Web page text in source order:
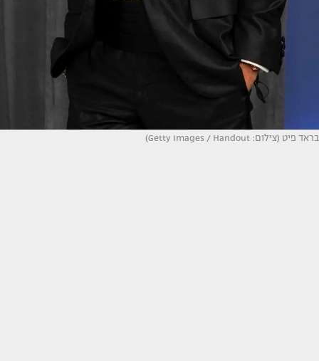
בראד פיט (צילום: Getty Images / Handout)